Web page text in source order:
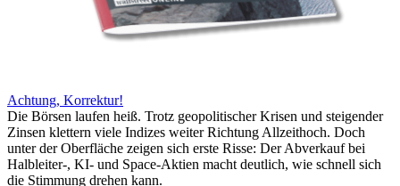
Achtung, Korrektur!
Die Börsen laufen heiß. Trotz geopolitischer Krisen und steigender
Zinsen klettern viele Indizes weiter Richtung Allzeithoch. Doch
unter der Oberfläche zeigen sich erste Risse: Der Abverkauf bei
Halbleiter-, KI- und Space-Aktien macht deutlich, wie schnell sich
die Stimmung drehen kann.